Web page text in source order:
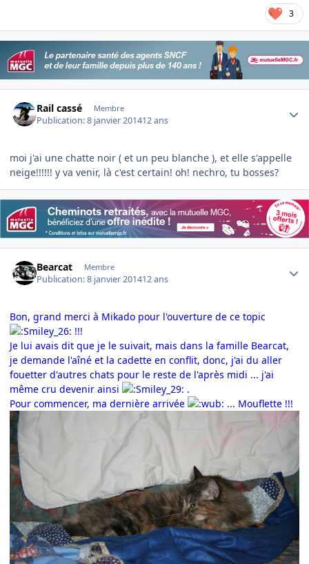
3
Rail cassé Membre
Publication:8 janvier 201412 ans
moi j'ai une chatte noir ( et un peu blanche ), et elle s'appelle
neige!!!!!! y va venir, là c'est certain! oh! nechro, tu bosses?
Bearcat Membre
Publication:8 janvier 201412 ans
Bon, grand merci à Mikado pour l'ouverture de ce topic
!!!
Je lui avais dit que je le suivait, mais dans la famille Bearcat,
je demande l'aîné et la cadette en conflit, donc, j'ai du aller
fouetter d'autres chats pour le reste de l'après midi ... j'ai
même cru devenir ainsi
.
Pour commencer, ma dernière arrivée
... Mouflette !!!